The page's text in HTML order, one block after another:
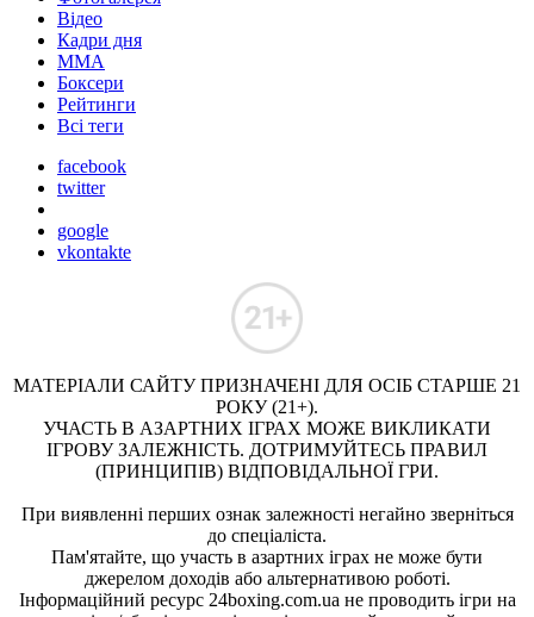
Відео
Кадри дня
ММА
Боксери
Рейтинги
Всі теги
facebook
twitter
google
vkontakte
МАТЕРІАЛИ САЙТУ ПРИЗНАЧЕНІ ДЛЯ ОСІБ СТАРШЕ 21
РОКУ (21+).
УЧАСТЬ В АЗАРТНИХ ІГРАХ МОЖЕ ВИКЛИКАТИ
ІГРОВУ ЗАЛЕЖНІСТЬ. ДОТРИМУЙТЕСЬ ПРАВИЛ
(ПРИНЦИПІВ) ВІДПОВІДАЛЬНОЇ ГРИ.
При виявленні перших ознак залежності негайно зверніться
до спеціаліста.
Пам'ятайте, що участь в азартних іграх не може бути
джерелом доходів або альтернативою роботі.
Інформаційний ресурс 24boxing.com.ua не проводить ігри на